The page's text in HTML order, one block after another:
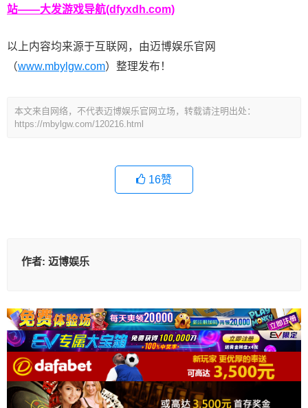
站——大发游戏导航(dfyxdh.com)
以上内容均来源于互联网，由迈博娱乐官网
（www.mbylgw.com）整理发布！
本文来自网络，不代表迈博娱乐官网立场，转载请注明出处：
https://mbylgw.com/120216.html
16赞
作者: 迈博娱乐